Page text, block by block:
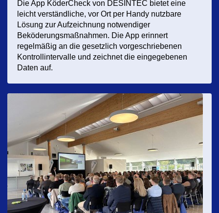
Die App KöderCheck von DESINTEC bietet eine
leicht verständliche, vor Ort per Handy nutzbare
Lösung zur Aufzeichnung notwendiger
Beköderungsmaßnahmen. Die App erinnert
regelmäßig an die gesetzlich vorgeschriebenen
Kontrollintervalle und zeichnet die eingegebenen
Daten auf.